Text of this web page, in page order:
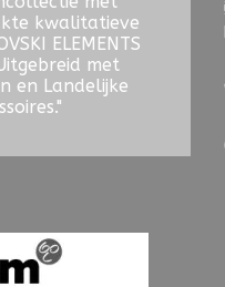
kwalitatieve
ELEMENTS
met
en Landelijke